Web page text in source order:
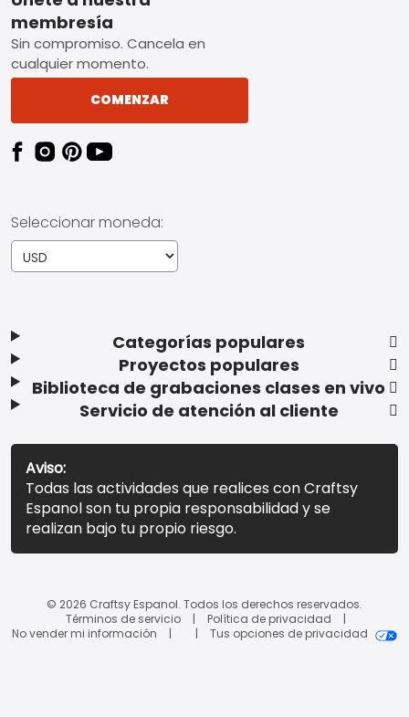
Categorías populares
Proyectos populares
Biblioteca de grabaciones clases en vivo
Servicio de atención al cliente
membresía
Sin compromiso. Cancela en
cualquier momento.
COMENZAR
Seleccionar moneda:
Aviso:
Todas las actividades que realices con Craftsy
Espanol son tu propia responsabilidad y se
realizan bajo tu propio riesgo.
© 2026 Craftsy Espanol. Todos los derechos reservados.
Términos de servicio
Política de privacidad
No vender mi información
Tus opciones de privacidad